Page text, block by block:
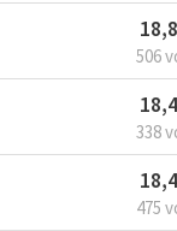
506
338
475